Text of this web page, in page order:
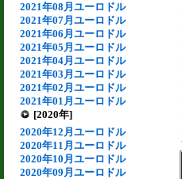
2021年08月ユーロドル
2021年07月ユーロドル
2021年06月ユーロドル
2021年05月ユーロドル
2021年04月ユーロドル
2021年03月ユーロドル
2021年02月ユーロドル
2021年01月ユーロドル
[2020年]
2020年12月ユーロドル
2020年11月ユーロドル
2020年10月ユーロドル
2020年09月ユーロドル